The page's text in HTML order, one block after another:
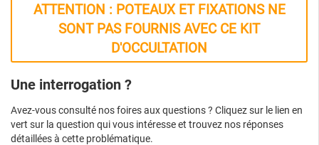
ATTENTION : POTEAUX ET FIXATIONS NE
SONT PAS FOURNIS AVEC CE KIT
D'OCCULTATION
Une interrogation ?
Avez-vous consulté nos foires aux questions ? Cliquez sur le lien en
vert sur la question qui vous intéresse et trouvez nos réponses
détaillées à cette problématique.